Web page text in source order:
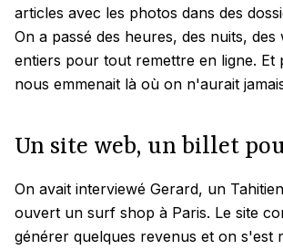
articles avec les photos dans des
On a passé des heures, des nuits, des
entiers pour tout remettre en ligne. Et
nous emmenait là où on n'aurait
Un site web, un billet
On avait interviewé Gerard, un
ouvert un surf shop à Paris. Le site
générer quelques revenus et on s'est